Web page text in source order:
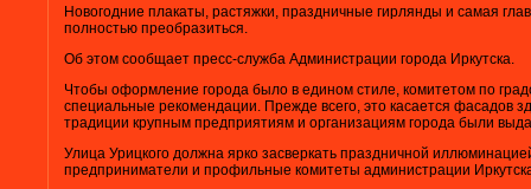
Новогодние плакаты, растяжки, праздничные гирлянды и самая
полностью преобразиться.
Об этом сообщает пресс-служба Администрации города Иркутска.
Чтобы оформление города было в едином стиле, комитетом по
специальные рекомендации. Прежде всего, это касается фасадов
традиции крупным предприятиям и организациям города были
Улица Урицкого должна ярко засверкать праздничной
предприниматели и профильные комитеты администрации